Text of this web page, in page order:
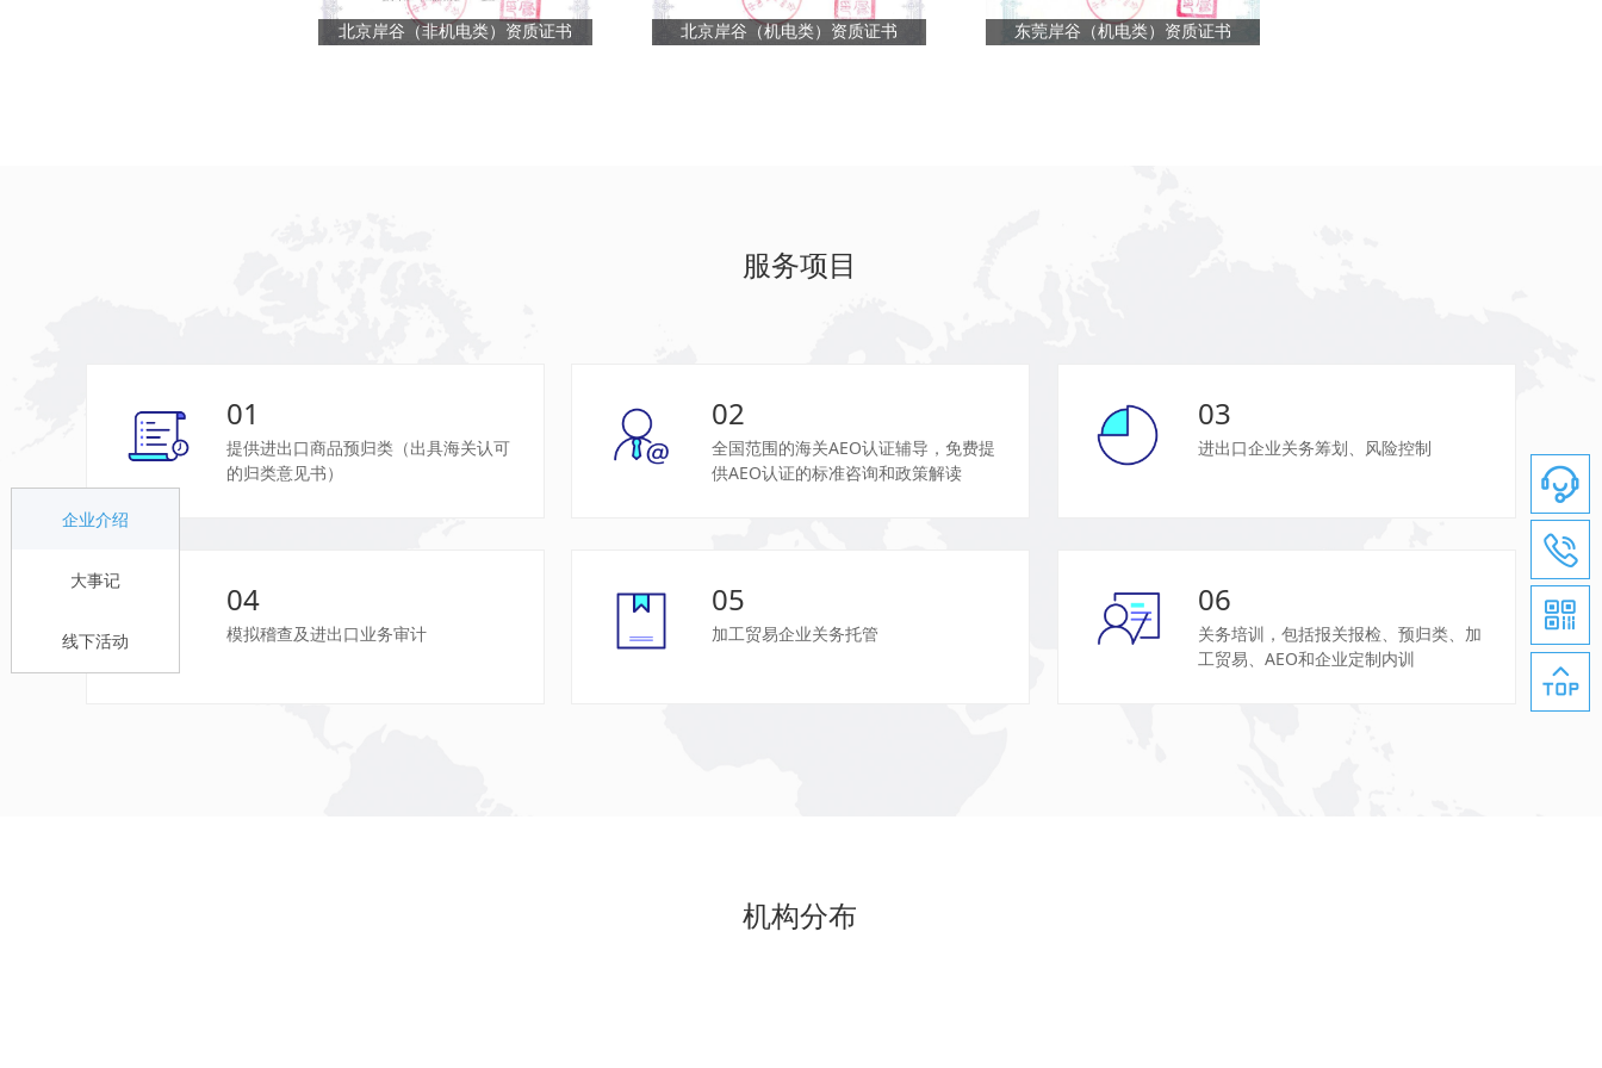
03
进出口企业关务筹划、风险控制
01
提供进出口商品预归类 （出具海关认可
的归类意见书）
服务项目
02
全国范围的海关AEO认证辅导，免费提
供AEO认证的标准咨询和政策解读
04
模拟稽查及进出口业务审计
05
加工贸易企业关务托管
06
关务培训，包括报关报检、预归类、加
工贸易、AEO和企业定制内训
机构分布
企业介绍
大事记
线下活动
北京岸谷（非机电类）资质证书 北京岸谷（机电类）资质证书 东莞岸谷（机电类）资质证书